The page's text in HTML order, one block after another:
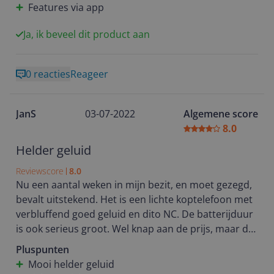
Het enige nadeel vind ik dat de koptelefoon niet
is. Daarmee is je tas al aardig vol, beetje loze ruimte.
koptelefoon wint toch ;)
Features via app
Ja, ik beveel dit product aan
0 reactiesReageer
JanS 03-07-2022
Algemene score
8.0
Helder geluid
Reviewscore 8.0
Nu een aantal weken in mijn bezit, en moet gezegd,
bevalt uitstekend. Het is een lichte koptelefoon met
verbluffend goed geluid en dito NC. De batterijduur
is ook serieus groot. Wel knap aan de prijs, maar dat
is een keuze die je zelf maakt. Aanvankelijk wat
onwennigheid met de bediening, toch de manual er
Pluspunten
Mooi helder geluid